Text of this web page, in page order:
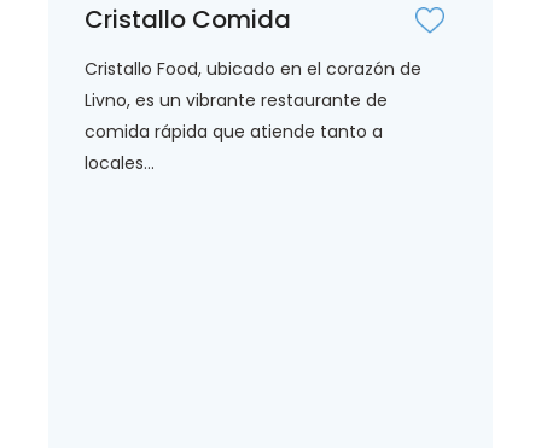
Cristallo Comida
Cristallo Food, ubicado en el corazón de
Livno, es un vibrante restaurante de
comida rápida que atiende tanto a
locales...